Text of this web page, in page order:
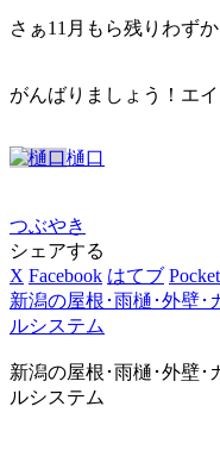
さぁ11月もら残りわず
がんばりましょう！エ
樋口
つぶやき
シェアする
X Facebook はてブ Pocket
新潟の屋根･雨樋･外壁･
ルシステム
新潟の屋根･雨樋･外壁･
ルシステム